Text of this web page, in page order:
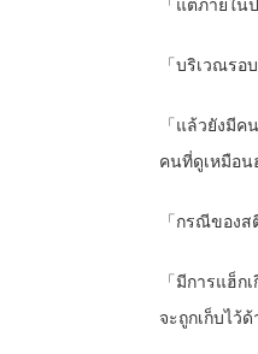
「แต่ภายใ
「บริเวณร
「แล้วยังมี
คนที่ดูเหมือน
「กรณีของ
「มีการแฮ็
จะถูกเก็บไว้ด้